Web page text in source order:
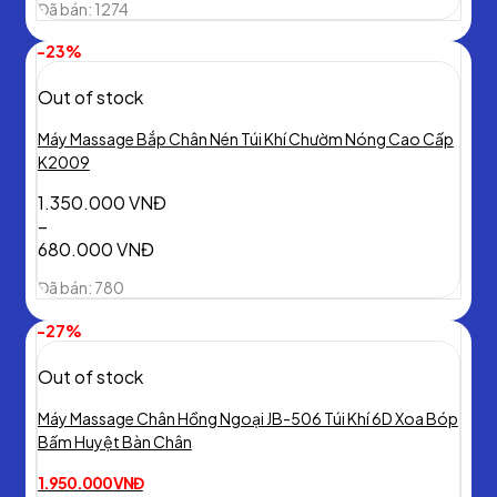
price
was:
2.200.000 VNĐ.
price
is:
990.000 VNĐ.
Đã bán: 1274
-23%
Out of stock
Máy Massage Bắp Chân Nén Túi Khí Chườm Nóng Cao Cấp
K2009
680.000VNĐ
–
1.350.000VNĐ
Đã bán: 780
-27%
Out of stock
Máy Massage Chân Hồng Ngoại JB-506 Túi Khí 6D Xoa Bóp
Bấm Huyệt Bàn Chân
1.950.000VNĐ